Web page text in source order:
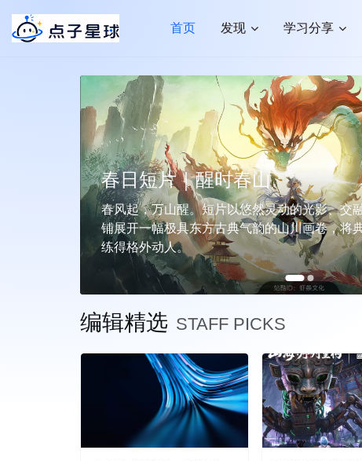
首页 发现 学习分享
HUAWEI - Pura90 出手就
很久以前，人们相信，触摸木头，会带来
滋养木的生长，风雕琢木的形状，嵌合、
春日短片｜醒时春山
春风起，万山醒。短片以悠然灵动的光影、交
铺展开一幅极具东方古典气韵的山川画卷，将
练得格外动人。
HUAWEI - Pura90 出手就出彩
很久以前，人们相信，触摸木头，会带来好运。大
滋养木的生长，风雕琢木的形状，嵌合、连接。
春日短片｜醒时春山
春风起，万山醒。短片以悠然灵动的光影、交融相
铺展开一幅极具东方古典气韵的山川画卷，将典雅
练得格外动人。
编辑精选 STAFF PICKS